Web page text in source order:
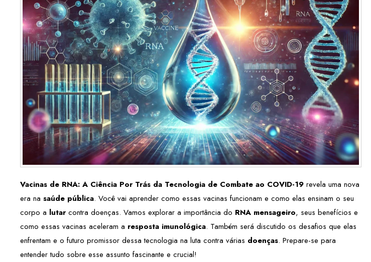
Vacinas de RNA: A Ciência Por Trás da Tecnologia de Combate ao COVID-19 revela uma nova
era na saúde pública. Você vai aprender como essas vacinas funcionam e como elas ensinam o seu
corpo a lutarcontra doenças. Vamos explorar a importância do RNA mensageiro, seus benefícios e
como essas vacinas aceleram a resposta imunológica. Também será discutido os desafios que elas
enfrentam e o futuro promissor dessa tecnologia na luta contra várias doenças. Prepare-se para
entender tudo sobre esse assunto fascinante e crucial!